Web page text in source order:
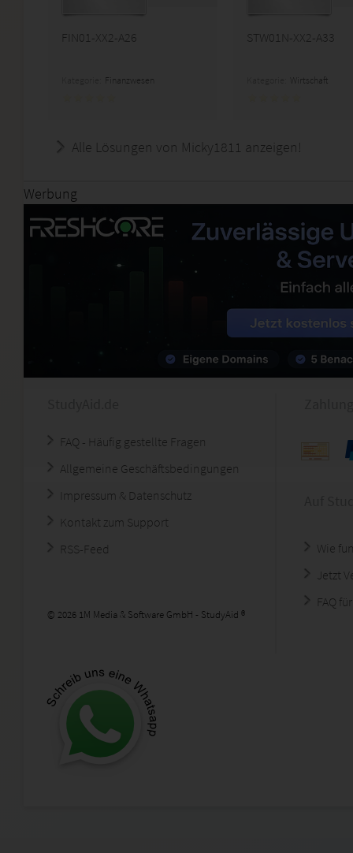
FIN01-XX2-A26
Finanzwesen
STW01N-XX2-A33
Wirtschaft
Alle Lösungen von Micky1811 anzeigen!
Werbung
FAQ - Häufig gestellte Fragen
Allgemeine Geschäftsbedingungen
Impressum & Datenschutz
Kontakt zum Support
RSS-Feed
© 2026 1M Media & Software GmbH - StudyAid ®
Wie
Jetzt
FAQ